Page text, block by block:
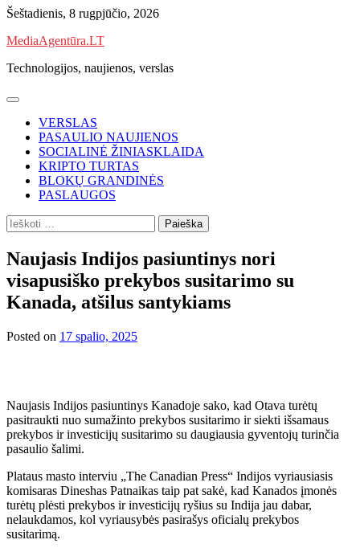
Skip
content
Šeštadienis, 8 rugpjūčio, 2026
MediaAgentūra.LT
Technologijos, naujienos, verslas
VERSLAS
PASAULIO NAUJIENOS
SOCIALINĖ ŽINIASKLAIDA
KRIPTO TURTAS
BLOKŲ GRANDINĖS
PASLAUGOS
Ieškoti:
Naujasis Indijos pasiuntinys nori
visapusiško prekybos susitarimo su
Kanada, atšilus santykiams
Posted on 17 spalio, 2025
Naujasis Indijos pasiuntinys Kanadoje sako, kad Otava turėtų
pasitraukti nuo sumažinto prekybos susitarimo ir siekti išsamaus
prekybos ir investicijų susitarimo su daugiausia gyventojų turinčia
pasaulio šalimi.
Plataus masto interviu „The Canadian Press“ Indijos vyriausiasis
komisaras Dineshas Patnaikas taip pat sakė, kad Kanados įmonės
turėtų plėsti prekybos ir investicijų ryšius su Indija jau dabar,
nelaukdamos, kol vyriausybės pasirašys oficialų prekybos
susitarimą.